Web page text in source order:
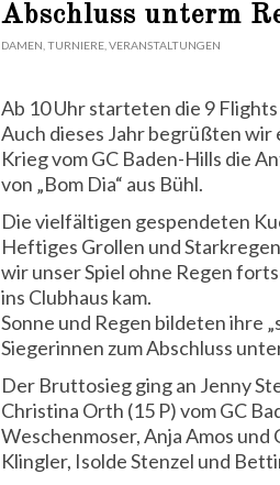
Abschluss unterm
DAMEN ,TURNIERE ,VERANSTALTUNGEN
Ab 10 Uhr starteten die 9
Auch dieses Jahr begrüßten wir
Krieg vom GC Baden-Hills die
von „Bom Dia“ aus Bühl.
Die vielfältigen gespendeten
Heftiges Grollen und
wir unser Spiel ohne Regen
ins Clubhaus kam.
Sonne und Regen bildeten ihre
Siegerinnen zum Abschluss
Der Bruttosieg ging an Jenny
Christina Orth (15 P) vom GC
Weschenmoser, Anja Amos
Klingler, Isolde Stenzel und